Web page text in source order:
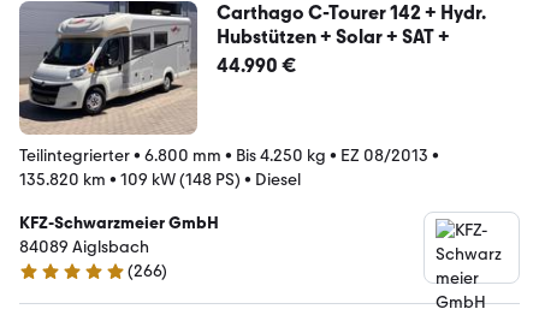
Carthago C-Tourer 142 + Hydr.
Hubstützen + Solar + SAT +
44.990 €
Teilintegrierter• 6.800 mm • Bis 4.250 kg • EZ 08/2013 •
135.820 km • 109 kW (148 PS) • Diesel
KFZ-Schwarzmeier GmbH
84089 Aiglsbach
5 Sterne
(266)